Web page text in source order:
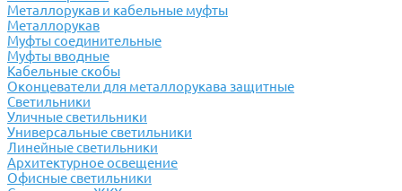
Металлорукав и кабельные муфты
Металлорукав
Муфты соединительные
Муфты вводные
Кабельные скобы
Оконцеватели для металлорукава защитные
Светильники
Уличные светильники
Универсальные светильники
Линейные светильники
Архитектурное освещение
Офисные светильники